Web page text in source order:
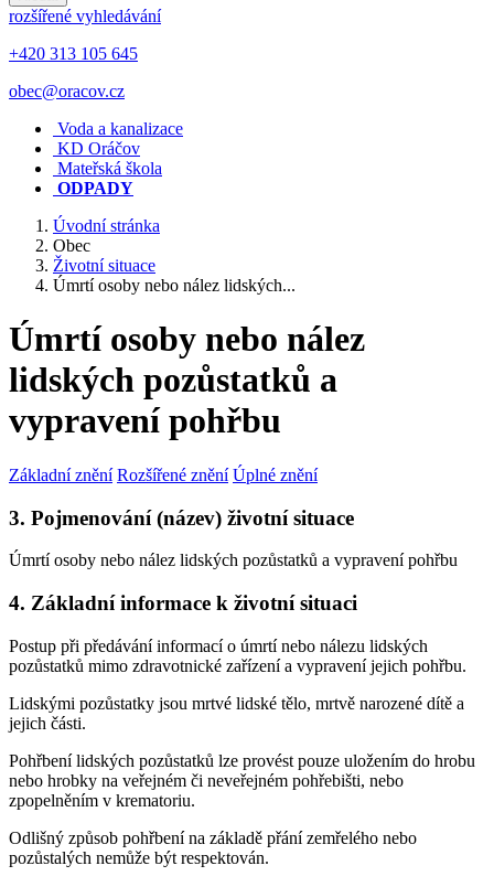
rozšířené vyhledávání
+420 313 105 645
obec@oracov.cz
Voda a kanalizace
KD Oráčov
Mateřská škola
ODPADY
Úvodní stránka
Obec
Životní situace
Úmrtí osoby nebo nález lidských...
Úmrtí osoby nebo nález
lidských pozůstatků a
vypravení pohřbu
Základní znění Rozšířené znění Úplné znění
3. Pojmenování (název) životní situace
Úmrtí osoby nebo nález lidských pozůstatků a vypravení pohřbu
4. Základní informace k životní situaci
Postup při předávání informací o úmrtí nebo nálezu lidských
pozůstatků mimo zdravotnické zařízení a vypravení jejich pohřbu.
Lidskými pozůstatky jsou mrtvé lidské tělo, mrtvě narozené dítě a
jejich části.
Pohřbení lidských pozůstatků lze provést pouze uložením do hrobu
nebo hrobky na veřejném či neveřejném pohřebišti, nebo
zpopelněním v krematoriu.
Odlišný způsob pohřbení na základě přání zemřelého nebo
pozůstalých nemůže být respektován.